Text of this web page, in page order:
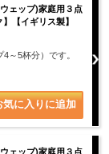
ェッブ)家庭用３点
【イギリス製】
～5杯分）です。
ェッブ)家庭用３点